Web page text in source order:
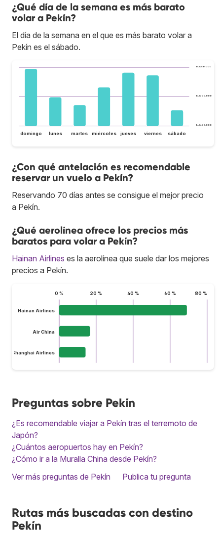
¿Qué día de la semana es más barato
volar a Pekín?
El día de la semana en el que es más barato volar a
Pekín es el sábado.
Bs.S650.000
Bs.S700.000
Bs.S750.000
domingo lunes martes miércoles jueves viernes sábado
¿Con qué antelación es recomendable
reservar un vuelo a Pekín?
Reservando 70 días antes se consigue el mejor precio
a Pekín.
¿Qué aerolínea ofrece los precios más
baratos para volar a Pekín?
Hainan Airlines es la aerolínea que suele dar los mejores
precios a Pekín.
0 % 20 % 40 % 60 % 80 %
Hainan Airlines
Air China
Shanghai Airlines
Preguntas sobre Pekín
¿Es recomendable viajar a Pekín tras el terremoto de
Japón?
¿Cuántos aeropuertos hay en Pekín?
¿Cómo ir a la Muralla China desde Pekín?
Ver más preguntas de Pekín
Publica tu pregunta
Rutas más buscadas con destino
Pekín